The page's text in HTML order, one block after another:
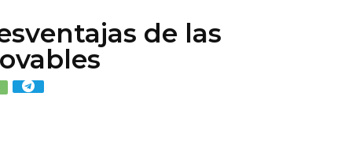
de las